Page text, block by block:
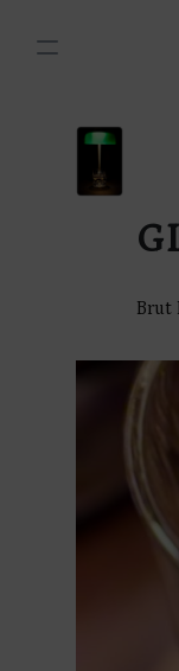
Brut